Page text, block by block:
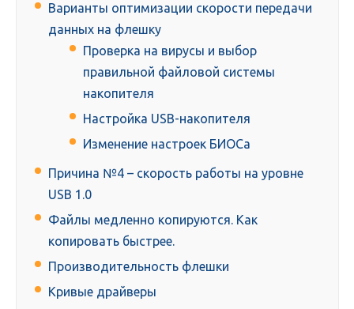
Варианты оптимизации скорости передачи
данных на флешку
Проверка на вирусы и выбор
правильной файловой системы
накопителя
Настройка USB-накопителя
Изменение настроек БИОСа
Причина №4 – скорость работы на уровне
USB 1.0
Файлы медленно копируются. Как
копировать быстрее.
Производительность флешки
Кривые драйверы